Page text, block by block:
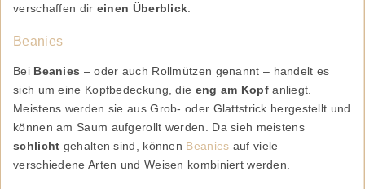
verschaffen dir einen Überblick
Beanies
Bei Beanies – oder auch Rollmützen genannt – handelt es
sich um eine Kopfbedeckung, die eng am Kopfanliegt.
Meistens werden sie aus Grob- oder Glattstrick hergestellt und
können am Saum aufgerollt werden. Da sieh meistens
schlicht gehalten sind, können Beanies auf viele
verschiedene Arten und Weisen kombiniert werden.